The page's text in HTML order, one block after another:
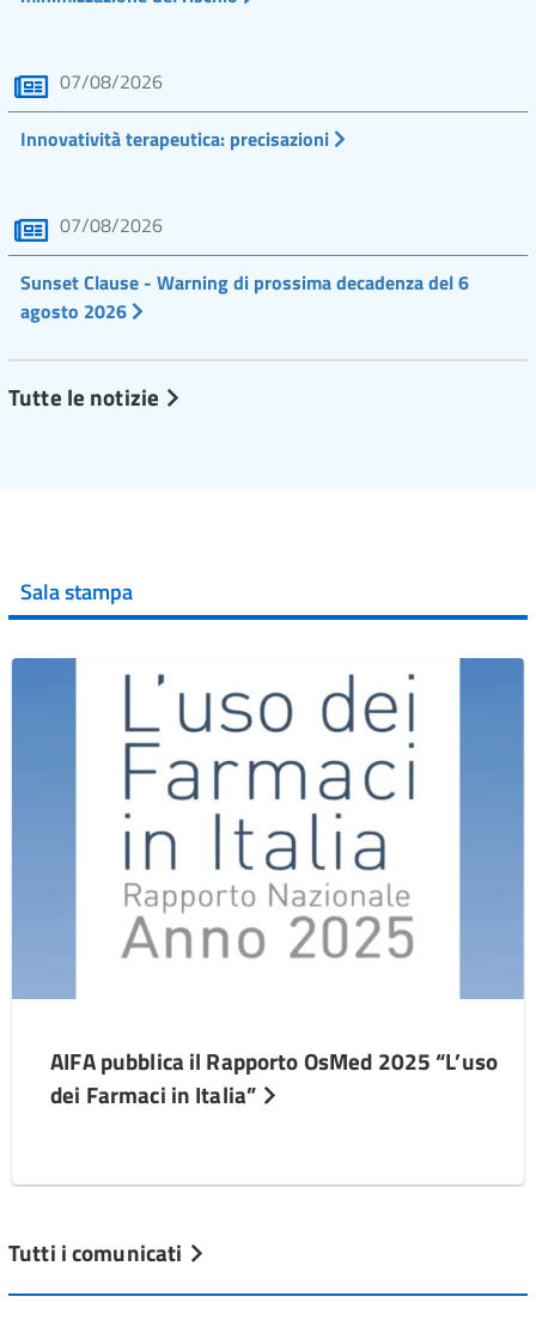
07/08/2026
Innovatività terapeutica: precisazioni
07/08/2026
Sunset Clause - Warning di prossima decadenza del 6
agosto 2026
Tutte le notizie
Sala stampa
AIFA pubblica il Rapporto OsMed 2025 “L’uso
dei Farmaci in Italia”
Tutti i comunicati